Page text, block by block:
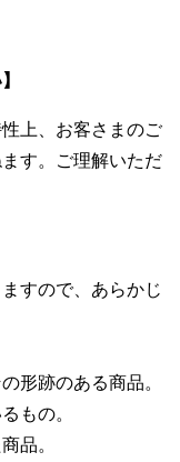
上、お客さまのご
す。ご理解いただ
すので、あらかじ
形跡のある商品。
もの。
品。